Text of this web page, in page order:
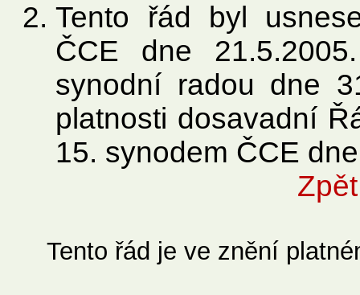
Tento řád byl
ČCE dne
synodní radou dne
platnosti dosavadní
15. synodem ČCE
Tento řád je ve znění